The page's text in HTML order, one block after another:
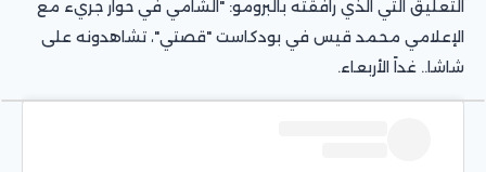
التعليق التي الذي رافقته بالبرومو: "الشامي في حوار جريء مع
الإعلامي محمد قيس في بودكاست "قصتي"، تشاهدونه على
شاشا.. غداً الأربعاء.